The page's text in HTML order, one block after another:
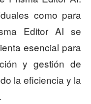
como para
Editor AI se
esencial para
y gestión de
la eficiencia y la